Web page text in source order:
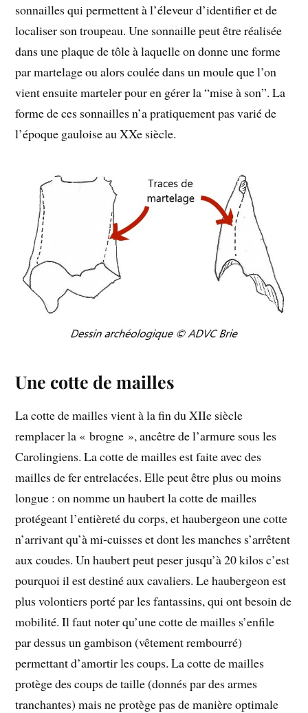
sonnailles qui permettent à l’éleveur d’identifier et de
localiser son troupeau. Une sonnaille peut être réalisée
dans une plaque de tôle à laquelle on donne une forme
par martelage ou alors coulée dans un moule que l’on
vient ensuite marteler pour en gérer la “mise à son”. La
forme de ces sonnailles n’a pratiquement pas varié de
l’époque gauloise au XXe siècle.
Une cotte de mailles
La cotte de mailles vient à la fin du XIIe siècle
remplacer la « brogne », ancêtre de l’armure sous les
Carolingiens. La cotte de mailles est faite avec des
mailles de fer entrelacées. Elle peut être plus ou moins
longue : on nomme un haubert la cotte de mailles
protégeant l’entièreté du corps, et haubergeon une cotte
n’arrivant qu’à mi-cuisses et dont les manches s’arrêtent
aux coudes. Un haubert peut peser jusqu’à 20 kilos c’est
pourquoi il est destiné aux cavaliers. Le haubergeon est
plus volontiers porté par les fantassins, qui ont besoin de
mobilité. Il faut noter qu’une cotte de mailles s’enfile
par dessus un gambison (vêtement rembourré)
permettant d’amortir les coups. La cotte de mailles
protège des coups de taille (donnés par des armes
tranchantes) mais ne protège pas de manière optimale